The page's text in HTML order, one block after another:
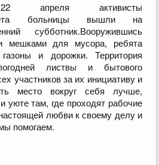
22 апреля активисты
больницы вышли на
субботник.Вооружившись
мешками для мусора, ребята
и дорожки. Территория
листвы и бытового
участников за их инициативу и
место вокруг себя лучше,
уюте там, где проходят рабочие
любви к своему делу и
помогаем.